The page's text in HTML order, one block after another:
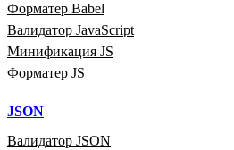
Форматер Babel
Валидатор JavaScript
Минификация JS
Форматер JS
JSON
Валидатор JSON